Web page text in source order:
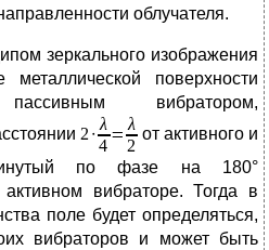
облучателя.
зеркального изображения
поверхности
пассивным вибратором,
от активного и
по фазе на 180°
вибраторе. Тогда в
поле будет определяться,
вибраторов и может быть